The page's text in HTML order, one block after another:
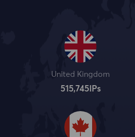
United Kingdom
515,745IPs